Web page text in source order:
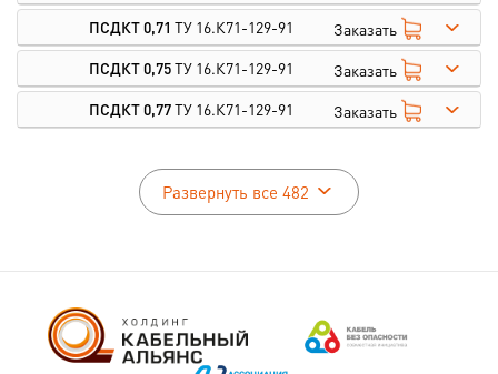
ПСДКТ 0,71 ТУ 16.К71-129-91
Заказать
ПСДКТ 0,75ТУ 16.К71-129-91
Заказать
ПСДКТ 0,77ТУ 16.К71-129-91 Заказать
Развернуть все 482